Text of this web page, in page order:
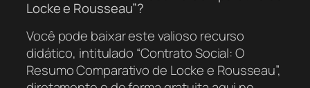
Locke e Rousseau”?
Você pode baixar este valioso recurso
didático, intitulado “Contrato Social: O
Resumo Comparativo de Locke e Rousseau”,